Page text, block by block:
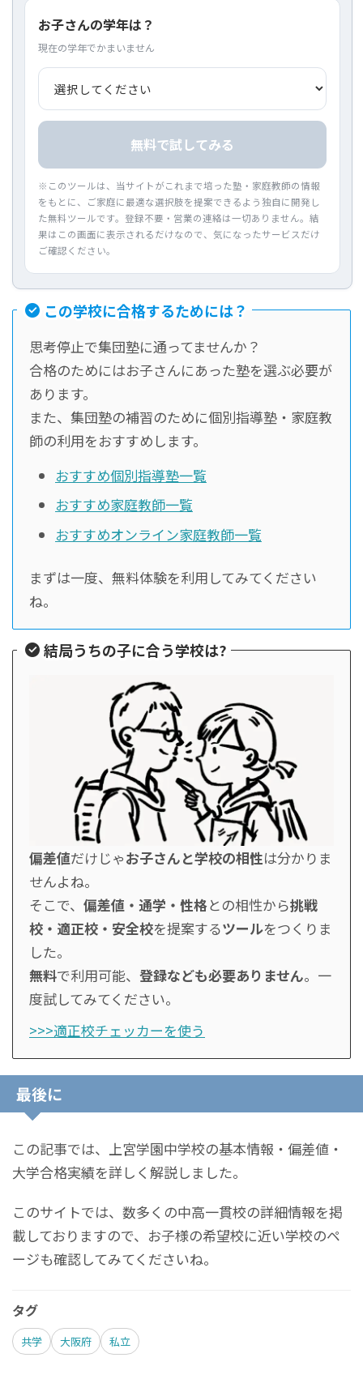
お子さんの学年は？
現在の学年でかまいません
無料で試してみる
※このツールは、当サイトがこれまで培った塾・家庭教師の情報
をもとに、ご家庭に最適な選択肢を提案できるよう独自に開発し
た無料ツールです。登録不要・営業の連絡は一切ありません。結
果はこの画面に表示されるだけなので、気になったサービスだけ
ご確認ください。
この学校に合格するためには？
思考停止で集団塾に通ってませんか？
合格のためにはお子さんにあった塾を選ぶ必要が
あります。
また、集団塾の補習のために個別指導塾・家庭教
師の利用をおすすめします。
おすすめ個別指導塾一覧
おすすめ家庭教師一覧
おすすめオンライン家庭教師一覧
まずは一度、無料体験を利用してみてください
ね。
結局うちの子に合う学校は?
偏差値だけじゃお子さんと学校の相性は分かりま
せんよね。
そこで、 偏差値・通学・性格との相性から挑戦
校・適正校・安全校を提案するツールをつくりま
した。
無料で利用可能、 登録なども必要ありません。一
度試してみてください。
>>>適正校チェッカーを使う
最後に
この記事では、上宮学園中学校の基本情報・偏差値・
大学合格実績を詳しく解説しました。
このサイトでは、数多くの中高一貫校の詳細情報を掲
載しておりますので、お子様の希望校に近い学校のペ
ージも確認してみてくださいね。
タグ
共学 大阪府 私立